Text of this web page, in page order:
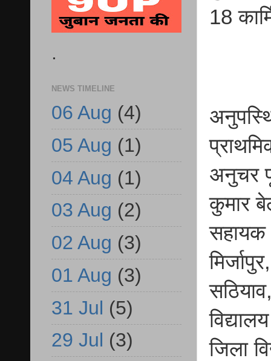
18
अनुचर
कुमार
सहायक
जिला
.
NEWS TIMELINE
06 Aug (4)
05 Aug (1)
04 Aug (1)
03 Aug (2)
02 Aug (3)
01 Aug (3)
31 Jul (5)
29 Jul (3)